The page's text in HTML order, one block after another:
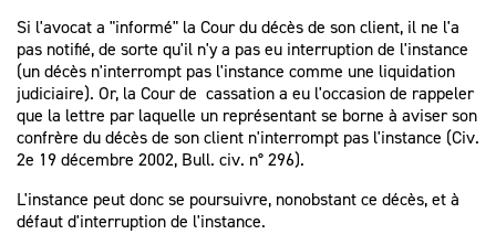
Si l'avocat a "informé" la Cour du décès de son client, il ne l'a
pas notifié, de sorte qu'il n'y a pas eu interruption de l'instance
(un décès n'interrompt pas l'instance comme une liquidation
judiciaire). Or, la Cour de cassation a eu l'occasion de rappeler
que la lettre par laquelle un représentant se borne à aviser son
confrère du décès de son client n'interrompt pas l'instance (Civ.
2e 19 décembre 2002, Bull. civ. n° 296).
L'instance peut donc se poursuivre, nonobstant ce décès, et à
défaut d'interruption de l'instance.